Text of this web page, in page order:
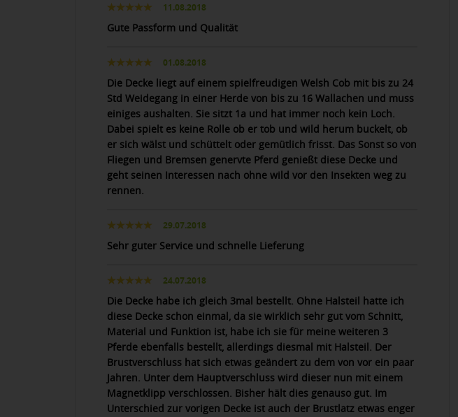
11.08.2018
Gute Passform und Qualität
01.08.2018
Die Decke liegt auf einem spielfreudigen Welsh Cob mit bis zu 24
Std Weidegang in einer Herde von bis zu 16 Wallachen und muss
einiges aushalten. Sie sitzt 1a und hat immer noch kein Loch.
Dabei spielt es keine Rolle ob er tob und wild herum buckelt, ob
er sich wälst und schüttelt oder gemütlich frisst. Das Sonst so von
Fliegen und Bremsen genervte Pferd genießt diese Decke und
geht seinen Interessen nach ohne wild vor den Insekten weg zu
rennen.
29.07.2018
Sehr guter Service und schnelle Lieferung
24.07.2018
Die Decke habe ich gleich 3mal bestellt. Ohne Halsteil hatte ich
diese Decke schon einmal, da sie wirklich sehr gut vom Schnitt,
Material und Funktion ist, habe ich sie für meine weiteren 3
Pferde ebenfalls bestellt, allerdings diesmal mit Halsteil. Der
Brustverschluss hat sich etwas geändert zu dem von vor ein paar
Jahren. Unter dem Hauptverschluss wird dieser nun mit einem
Magnetklipp verschlossen. Bisher hält dies genauso gut. Im
Unterschied zur vorigen Decke ist auch der Brustlatz etwas enger